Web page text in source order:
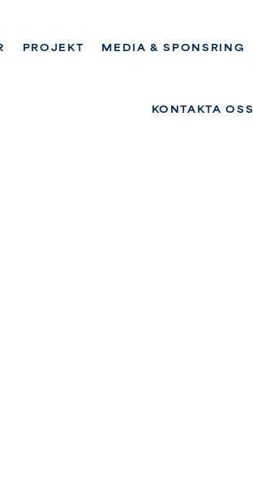
PROJEKT MEDIA & SPONSRING
KONTAKTA OSS